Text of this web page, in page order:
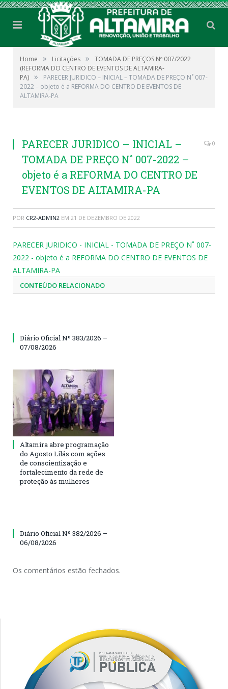
Home » Licitações »
TOMADA DE PREÇOS Nº 007/2022
(REFORMA DO CENTRO DE EVENTOS DE ALTAMIRA-
PA) »
PARECER JURIDICO – INICIAL – TOMADA DE PREÇO N˚ 007-
2022 – objeto é a REFORMA DO CENTRO DE EVENTOS DE
ALTAMIRA-PA
PARECER JURIDICO – INICIAL –
TOMADA DE PREÇO N˚ 007-2022 –
objeto é a REFORMA DO CENTRO DE
EVENTOS DE ALTAMIRA-PA
0
POR CR2-ADMIN2 EM 21 DE DEZEMBRO DE 2022
PARECER JURIDICO - INICIAL - TOMADA DE PREÇO N˚ 007-
2022 - objeto é a REFORMA DO CENTRO DE EVENTOS DE
ALTAMIRA-PA
CONTEÚDO RELACIONADO
Diário Oficial Nº 383/2026 –
07/08/2026
Altamira abre programação
do Agosto Lilás com ações
de conscientização e
fortalecimento da rede de
proteção às mulheres
Diário Oficial Nº 382/2026 –
06/08/2026
Os comentários estão fechados.